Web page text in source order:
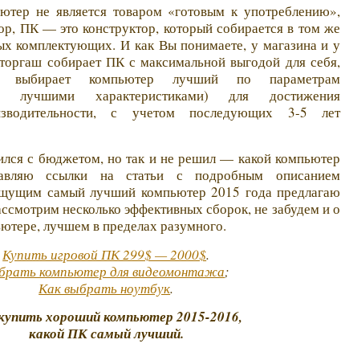
не является товаром «готовым к употреблению»,
ПК — это конструктор, который собирается в том же
комплектующих. И как Вы понимаете, у магазина и у
собирает ПК с максимальной выгодой для себя,
выбирает компьютер лучший по параметрам
лучшими характеристиками) для достижения
с учетом последующих 3-5 лет
с бюджетом, но так и не решил — какой компьютер
ссылки на статьи с подробным описанием
самый лучший компьютер 2015 года предлагаю
несколько эффективных сборок, не забудем и о
лучшем в пределах разумного.
Купить игровой ПК 299$ — 2000$.
компьютер для видеомонтажа;
Как выбрать ноутбук.
хороший компьютер 2015-2016,
какой ПК самый лучший.